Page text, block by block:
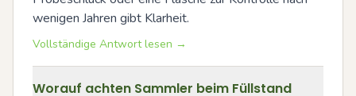
wenigen Jahren gibt Klarheit.
Vollständige Antwort lesen →
Worauf achten Sammler beim Füllstand